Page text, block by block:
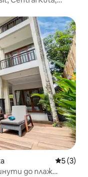
Средна
5 (3)
до плаж